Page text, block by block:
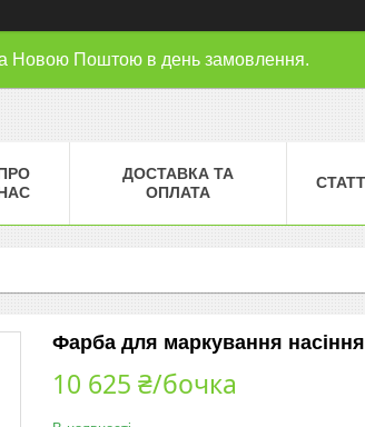
Новою Поштою в день замовлення.
ДОСТАВКА ТА
ОПЛАТА
Фарба для маркування
10 625 ₴/бочка